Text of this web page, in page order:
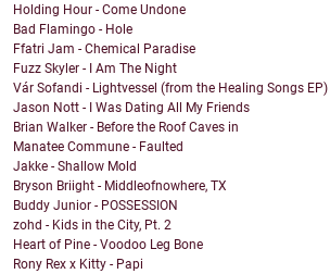
Holding Hour - Come Undone
Bad Flamingo - Hole
Ffatri Jam - Chemical Paradise
Fuzz Skyler - I Am The Night
Vár Sofandi - Lightvessel (from the Healing Songs EP)
Jason Nott - I Was Dating All My Friends
Brian Walker - Before the Roof Caves in
Manatee Commune - Faulted
Jakke - Shallow Mold
Bryson Briight - Middleofnowhere, TX
Buddy Junior - POSSESSION
zohd - Kids in the City, Pt. 2
Heart of Pine - Voodoo Leg Bone
Rony Rex x Kitty - Papi